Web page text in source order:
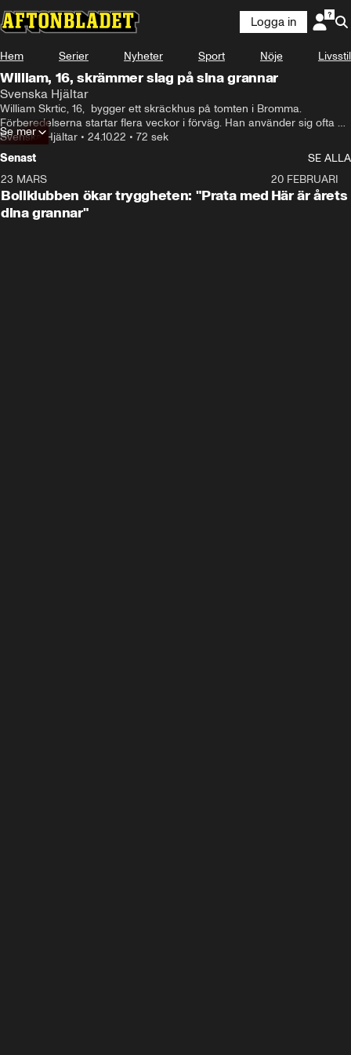
Logga in
Hem Serier Nyheter Sport Nöje Livsstil
William, 16, skrämmer slag på sina grannar
Svenska Hjältar
William Skrtic, 16,  bygger ett skräckhus på tomten i Bromma.
Förberedelserna startar flera veckor i förväg. Han använder sig ofta av
återbrukat materia. Inspirationen är hämtad från USA, efter att William
sett videoklipp på Youtube. "Då kände jag att jag ville göra något som
inte många andra gör här i Sverige", säger han.
Svenska Hjältar • 24.10.22 • 72 sek
Se mer
Senast
SE ALLA
23 MARS
Bollklubben ökar tryggheten: "Prata med
dina grannar"
20 FEBRUARI
Här är